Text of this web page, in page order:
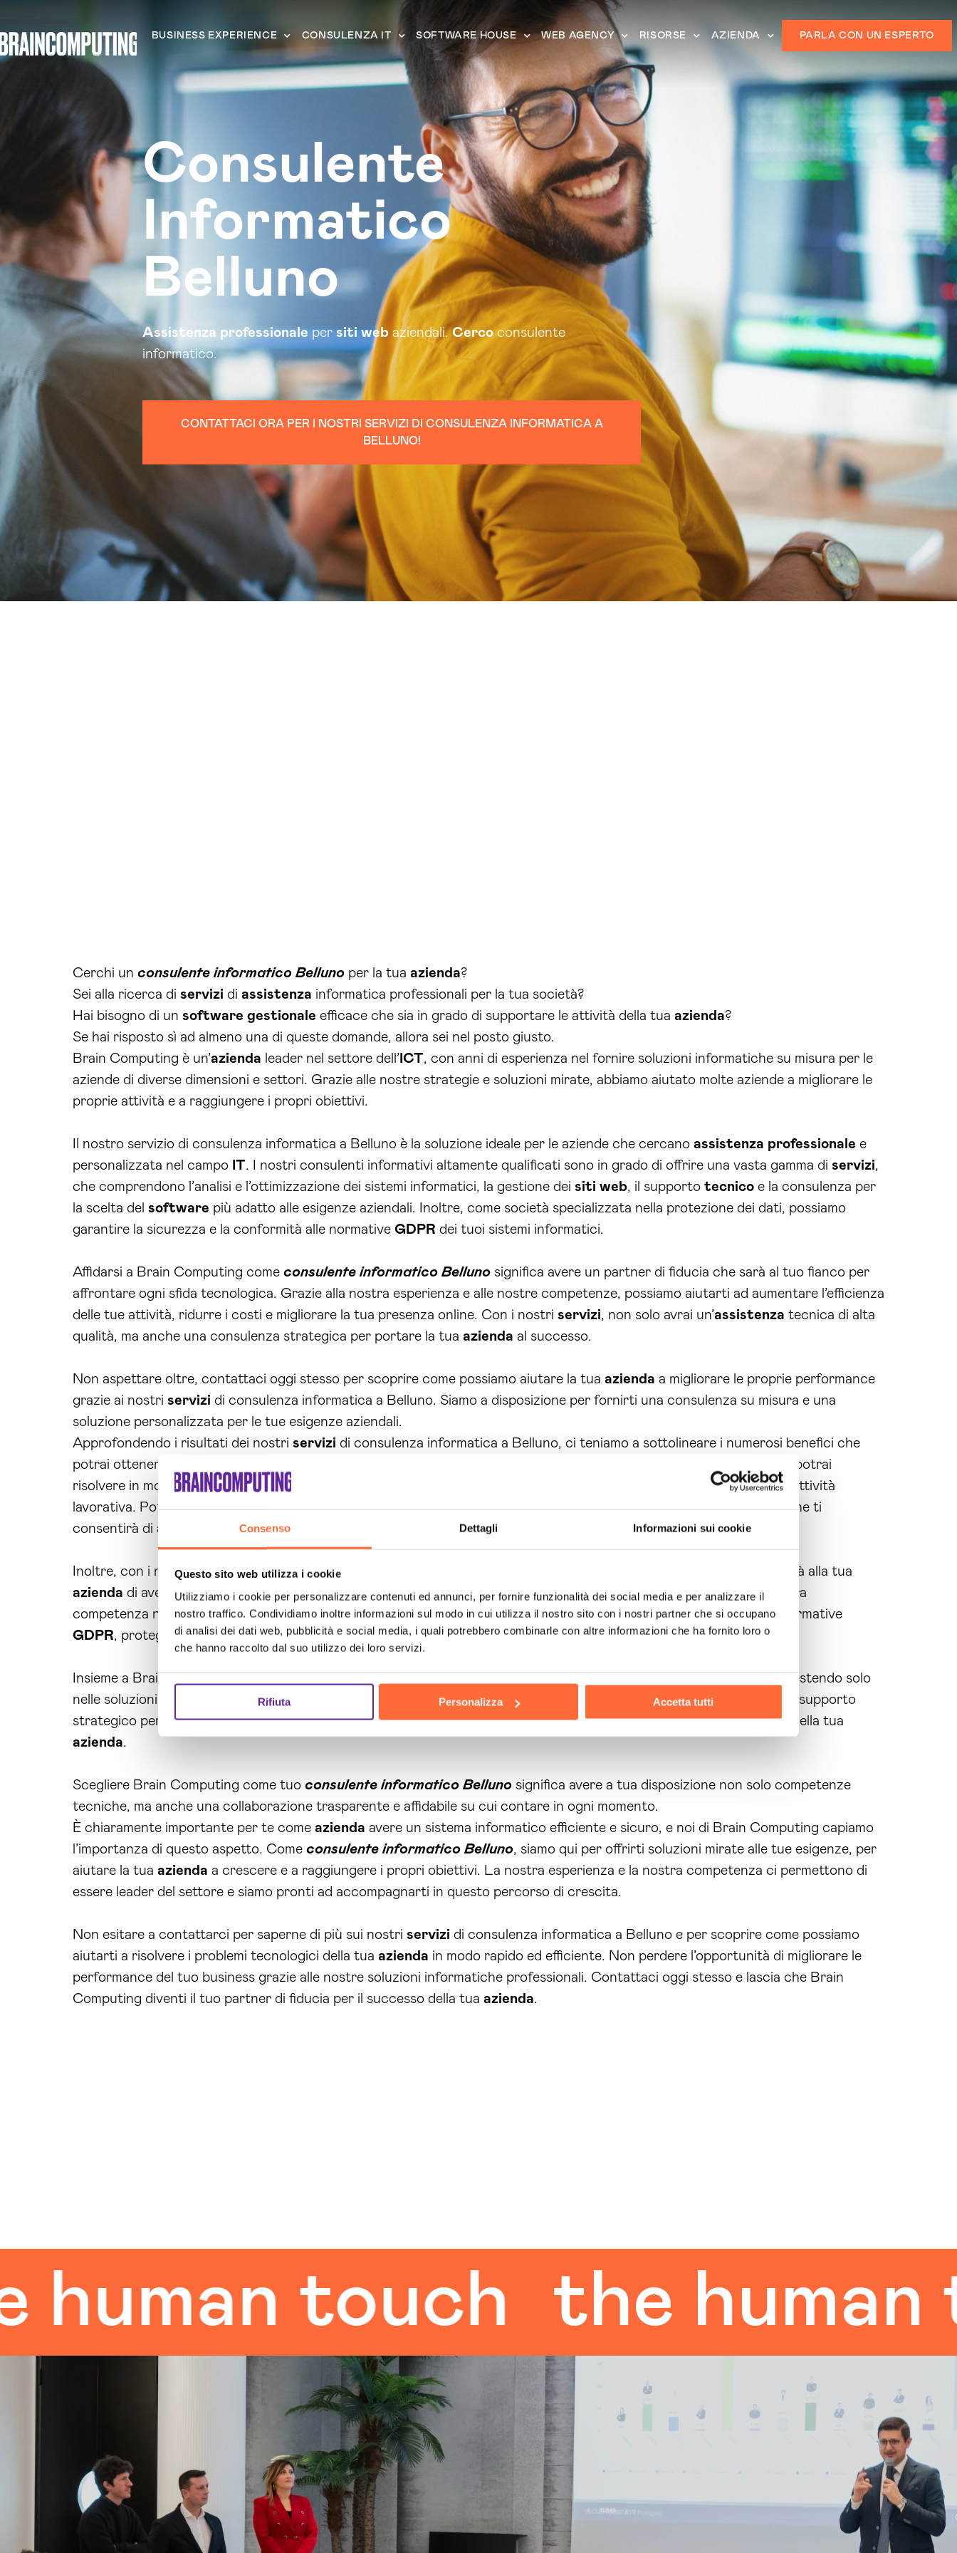
Consenso Dettagli Informazioni sui cookie
Questo sito web utilizza i cookie
Utilizziamo i cookie per personalizzare contenuti ed annunci, per fornire funzionalità dei social media e per analizzare il
nostro traffico. Condividiamo inoltre informazioni sul modo in cui utilizza il nostro sito con i nostri partner che si occupano
di analisi dei dati web, pubblicità e social media, i quali potrebbero combinarle con altre informazioni che ha fornito loro o
che hanno raccolto dal suo utilizzo dei loro servizi.
Rifiuta Personalizza Accetta tutti
BUSINESS EXPERIENCE CONSULENZA IT SOFTWARE HOUSE WEB AGENCY RISORSE AZIENDA PARLA CON UN ESPERTO
Consulente
Informatico
Belluno
Assistenza professionalepersiti web aziendali.Cercoconsulente
informatico.
CONTATTACI ORA PER I NOSTRI SERVIZI DI CONSULENZA INFORMATICA A
BELLUNO!
Cerchi un consulente informatico Belluno per la tua azienda?
Sei alla ricerca di servizi di assistenza informatica professionali per la tua società?
Hai bisogno di un software gestionale efficace che sia in grado di supportare le attività della tua azienda?
Se hai risposto sì ad almeno una di queste domande, allora sei nel posto giusto.
Brain Computing è un’azienda leader nel settore dell’ ICT, con anni di esperienza nel fornire soluzioni informatiche su misura per le
aziende di diverse dimensioni e settori. Grazie alle nostre strategie e soluzioni mirate, abbiamo aiutato molte aziende a migliorare le
proprie attività e a raggiungere i propri obiettivi.
Il nostro servizio di consulenza informatica a Belluno è la soluzione ideale per le aziende che cercano assistenza professionale e
personalizzata nel campo IT. I nostri consulenti informativi altamente qualificati sono in grado di offrire una vasta gamma di servizi,
che comprendono l’analisi e l’ottimizzazione dei sistemi informatici, la gestione dei siti web, il supporto tecnico e la consulenza per
la scelta del software più adatto alle esigenze aziendali. Inoltre, come società specializzata nella protezione dei dati, possiamo
garantire la sicurezza e la conformità alle normative GDPR dei tuoi sistemi informatici.
Affidarsi a Brain Computing come consulente informatico Belluno significa avere un partner di fiducia che sarà al tuo fianco per
affrontare ogni sfida tecnologica. Grazie alla nostra esperienza e alle nostre competenze, possiamo aiutarti ad aumentare l’efficienza
delle tue attività, ridurre i costi e migliorare la tua presenza online. Con i nostri servizi, non solo avrai un’assistenza tecnica di alta
qualità, ma anche una consulenza strategica per portare la tua azienda al successo.
Non aspettare oltre, contattaci oggi stesso per scoprire come possiamo aiutare la tua azienda a migliorare le proprie performance
grazie ai nostri servizi di consulenza informatica a Belluno. Siamo a disposizione per fornirti una consulenza su misura e una
soluzione personalizzata per le tue esigenze aziendali.
Approfondendo i risultati dei nostri servizi di consulenza informatica a Belluno, ci teniamo a sottolineare i numerosi benefici che
potrai ottenere dalla nostra collaborazione. Innanzitutto, grazie alla nostra consulenza e al nostro supporto
, potrai
risolvere in modo rapido e efficace i problemi legati al sistema informatico della tua
, evitando interruzioni nell’attività
lavorativa. Potrai inoltre beneficiare di un sistema informatico ottimizzato e allineato alle esigenze della tuaazienda, che ti
consentirà di aumentare l’efficienza e la produttività delle tue attività.
Inoltre, con i nostriservizi di gestione deisiti web
, potrai avere un sito internet moderno e funzionale, che permetterà alla tua
azienda di avere una presenza online sempre aggiornata e di raggiungere più facilmente nuovi clienti. Grazie alla nostra
competenza nella gestione dei dati, potremo anche garantire la sicurezza delle tue informazioni e la conformità alle normative
GDPR, proteggendo la tuaaziendada eventuali rischi e sanzioni.
Insieme a Brain Computing, avrai la possibilità di ottimizzare i costi del tuo sistema informatico, evitando sprechi e investendo solo
nelle soluzioni realmente necessarie per il tuo business. Inoltre, grazie al nostro servizio di consulenza, potrai avere un supporto
strategico per sviluppare e implementare nuove tecnologie e strumenti che ti aiuteranno a migliorare le performance della tua
azienda.
Scegliere Brain Computing come tuo consulente informatico Belluno significa avere a tua disposizione non solo competenze
tecniche, ma anche una collaborazione trasparente e affidabile su cui contare in ogni momento.
È chiaramente importante per te come azienda avere un sistema informatico efficiente e sicuro, e noi di Brain Computing capiamo
l’importanza di questo aspetto. Come consulente informatico Belluno, siamo qui per offrirti soluzioni mirate alle tue esigenze, per
aiutare la tua azienda a crescere e a raggiungere i propri obiettivi. La nostra esperienza e la nostra competenza ci permettono di
essere leader del settore e siamo pronti ad accompagnarti in questo percorso di crescita.
Non esitare a contattarci per saperne di più sui nostri servizi di consulenza informatica a Belluno e per scoprire come possiamo
aiutarti a risolvere i problemi tecnologici della tua azienda in modo rapido ed efficiente. Non perdere l’opportunità di migliorare le
performance del tuo business grazie alle nostre soluzioni informatiche professionali. Contattaci oggi stesso e lascia che Brain
Computing diventi il tuo partner di fiducia per il successo della tua azienda.
touch the human